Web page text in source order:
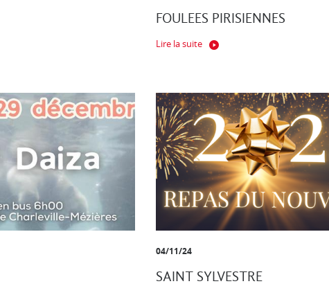
FOULEES PIRISIENNES
Lire la suite
04/11/24
SAINT SYLVESTRE